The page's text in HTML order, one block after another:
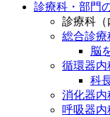
診療科・部門
診療科（
総合診療
脳
循環器内
科
消化器内
呼吸器内